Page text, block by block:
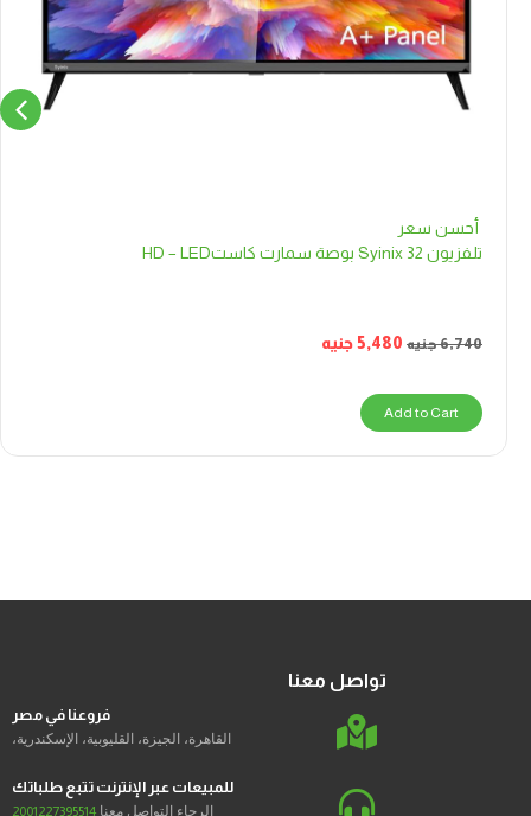
أحسن سعر
تلفزيون Syinix 32 بوصة سمارت كاستHD – LED
6,740جنيه 5,480جنيه
Add to Cart
تواصل معنا
فروعنا في مصر
القاهرة، الجيزة، القليوبية، الإسكندرية،
للمبيعات عبر الإنترنت تتبع طلباتك
الرجاء التواصل معنا 2001227395514